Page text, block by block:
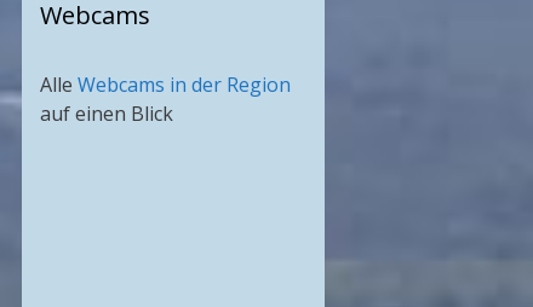
Webcams
Alle Webcams in der Region
auf einen Blick